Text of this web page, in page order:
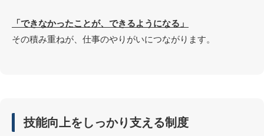
「できなかったことが、できるようになる」
その積み重ねが、仕事のやりがいにつながります。
技能向上をしっかり支える制度